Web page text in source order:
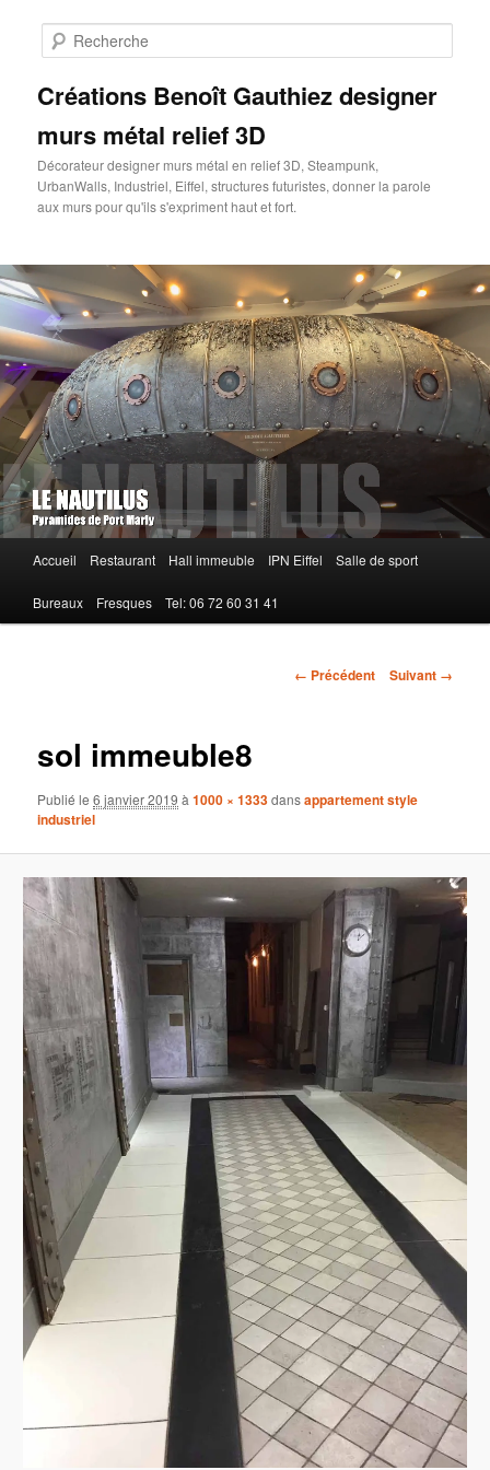
contenu
Créations Benoît Gauthiez designer
murs métal relief 3D
Décorateur designer murs métal en relief 3D, Steampunk,
UrbanWalls, Industriel, Eiffel, structures futuristes, donner la parole
aux murs pour qu'ils s'expriment haut et fort.
principal
Accueil Restaurant Hall immeuble IPN Eiffel Salle de sport
Bureaux Fresques Tel: 06 72 60 31 41
Navigation
← Précédent Suivant →
sol immeuble8
Publié le6 janvier 2019 à1000 × 1333dansappartement style
industriel